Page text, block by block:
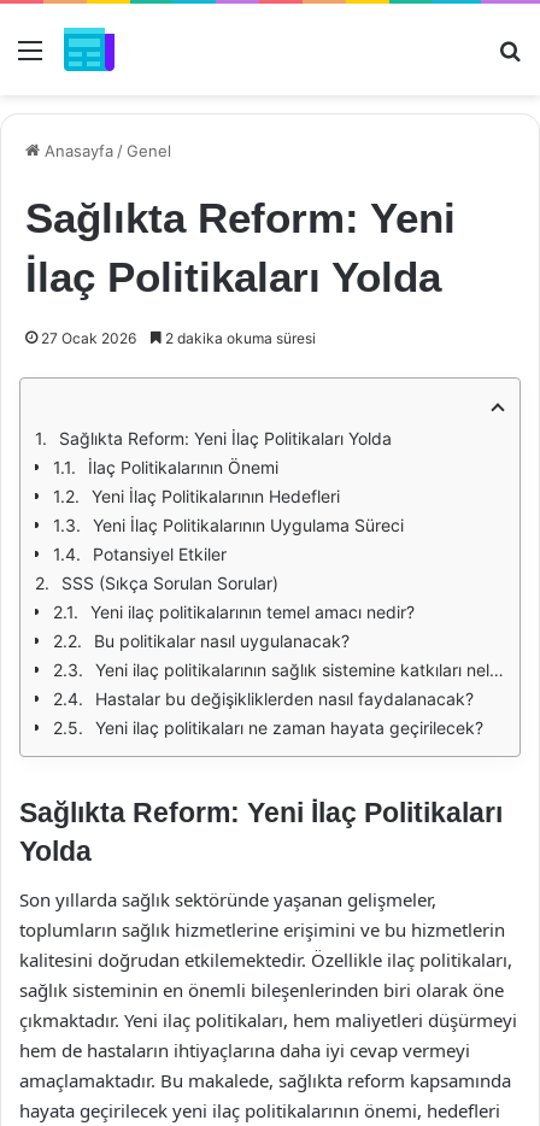
Menü
Anasayfa /Genel
Sağlıkta Reform: Yeni
İlaç Politikaları Yolda
27 Ocak 2026 2 dakika okuma süresi
Sağlıkta Reform: Yeni İlaç Politikaları Yolda
İlaç Politikalarının Önemi
Yeni İlaç Politikalarının Hedefleri
Yeni İlaç Politikalarının Uygulama Süreci
Potansiyel Etkiler
SSS (Sıkça Sorulan Sorular)
Yeni ilaç politikalarının temel amacı nedir?
Bu politikalar nasıl uygulanacak?
Yeni ilaç politikalarının sağlık sistemine katkıları nelerdir?
Hastalar bu değişikliklerden nasıl faydalanacak?
Yeni ilaç politikaları ne zaman hayata geçirilecek?
Sağlıkta Reform: Yeni İlaç Politikaları
Yolda
Son yıllarda sağlık sektöründe yaşanan gelişmeler,
toplumların sağlık hizmetlerine erişimini ve bu hizmetlerin
kalitesini doğrudan etkilemektedir. Özellikle ilaç politikaları,
sağlık sisteminin en önemli bileşenlerinden biri olarak öne
çıkmaktadır. Yeni ilaç politikaları, hem maliyetleri düşürmeyi
hem de hastaların ihtiyaçlarına daha iyi cevap vermeyi
amaçlamaktadır. Bu makalede, sağlıkta reform kapsamında
hayata geçirilecek yeni ilaç politikalarının önemi, hedefleri